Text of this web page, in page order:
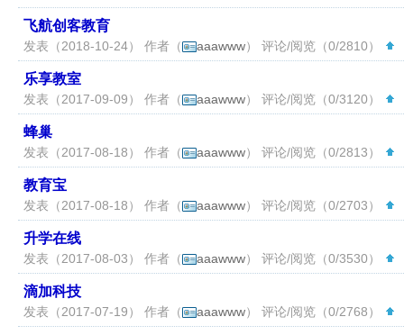
飞航创客教育
发表（2018-10-24） 作者（ aaawww） 评论/阅览（0/2810）
乐享教室
发表（2017-09-09） 作者（ aaawww） 评论/阅览（0/3120）
蜂巢
发表（2017-08-18） 作者（ aaawww） 评论/阅览（0/2813）
教育宝
发表（2017-08-18） 作者（ aaawww） 评论/阅览（0/2703）
升学在线
发表（2017-08-03） 作者（ aaawww） 评论/阅览（0/3530）
滴加科技
发表（2017-07-19） 作者（ aaawww） 评论/阅览（0/2768）